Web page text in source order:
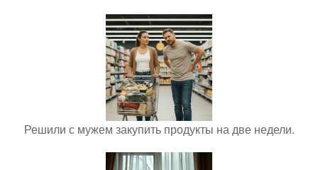
Решили с мужем закупить продукты на две недели.